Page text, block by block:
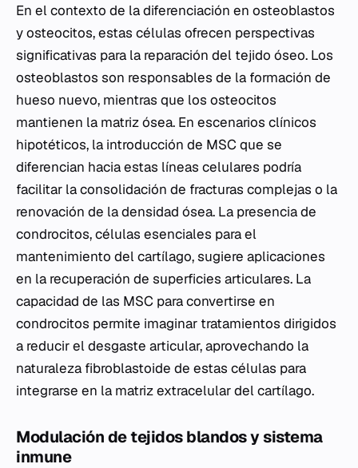
En el contexto de la diferenciación en osteoblastos
y osteocitos, estas células ofrecen perspectivas
significativas para la reparación del tejido óseo. Los
osteoblastos son responsables de la formación de
hueso nuevo, mientras que los osteocitos
mantienen la matriz ósea. En escenarios clínicos
hipotéticos, la introducción de MSC que se
diferencian hacia estas líneas celulares podría
facilitar la consolidación de fracturas complejas o la
renovación de la densidad ósea. La presencia de
condrocitos, células esenciales para el
mantenimiento del cartílago, sugiere aplicaciones
en la recuperación de superficies articulares. La
capacidad de las MSC para convertirse en
condrocitos permite imaginar tratamientos dirigidos
a reducir el desgaste articular, aprovechando la
naturaleza fibroblastoide de estas células para
integrarse en la matriz extracelular del cartílago.
Modulación de tejidos blandos y sistema
inmune